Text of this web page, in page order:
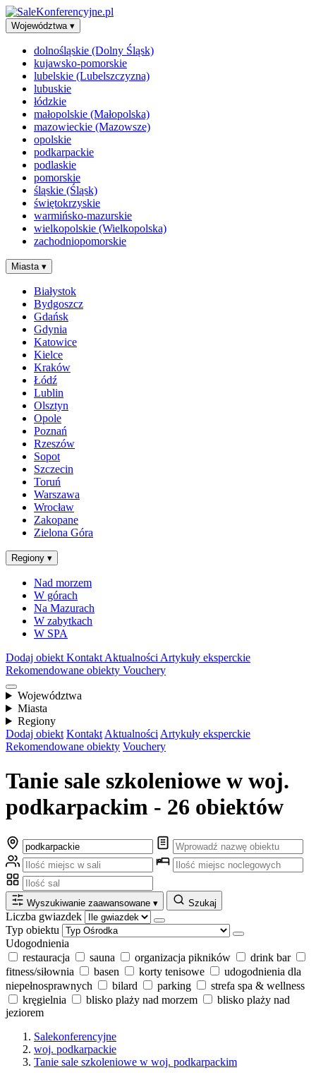
Województwa ▾
dolnośląskie (Dolny Śląsk)
kujawsko-pomorskie
lubelskie (Lubelszczyzna)
lubuskie
łódzkie
małopolskie (Małopolska)
mazowieckie (Mazowsze)
opolskie
podkarpackie
podlaskie
pomorskie
śląskie (Śląsk)
świętokrzyskie
warmińsko-mazurskie
wielkopolskie (Wielkopolska)
zachodniopomorskie
Miasta ▾
Białystok
Bydgoszcz
Gdańsk
Gdynia
Katowice
Kielce
Kraków
Łódź
Lublin
Olsztyn
Opole
Poznań
Rzeszów
Sopot
Szczecin
Toruń
Warszawa
Wrocław
Zakopane
Zielona Góra
Regiony ▾
Nad morzem
W górach
Na Mazurach
W zabytkach
W SPA
Dodaj obiekt Kontakt Aktualności Artykuły eksperckie
Rekomendowane obiekty Vouchery
Województwa
Miasta
Regiony
Dodaj obiekt Kontakt Aktualności Artykuły eksperckie
Rekomendowane obiekty Vouchery
Tanie sale szkoleniowe w woj.
podkarpackim - 26 obiektów
Wyszukiwanie zaawansowane ▾ Szukaj
Liczba gwiazdek
Typ obiektu
Udogodnienia
restauracja
sauna organizacja pikników
drink bar
fitness/siłownia
basen korty tenisowe
udogodnienia dla
niepełnosprawnych
bilard parking
strefa spa & wellness
kręgielnia
blisko plaży nad morzem
blisko plaży nad
jeziorem
Salekonferencyjne
woj. podkarpackie
Tanie sale szkoleniowe w woj. podkarpackim